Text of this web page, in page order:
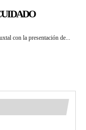
con la presentación de...